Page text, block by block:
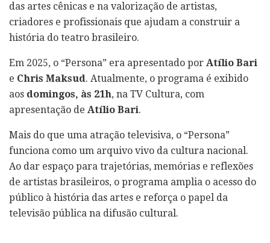
das artes cênicas e na valorização de artistas,
criadores e profissionais que ajudam a construir a
história do teatro brasileiro.
Em 2025, o “Persona” era apresentado por Atílio Bari
e Chris Maksud. Atualmente, o programa é exibido
aos domingos, às 21h, na TV Cultura, com
apresentação de Atílio Bari.
Mais do que uma atração televisiva, o “Persona”
funciona como um arquivo vivo da cultura nacional.
Ao dar espaço para trajetórias, memórias e reflexões
de artistas brasileiros, o programa amplia o acesso do
público à história das artes e reforça o papel da
televisão pública na difusão cultural.